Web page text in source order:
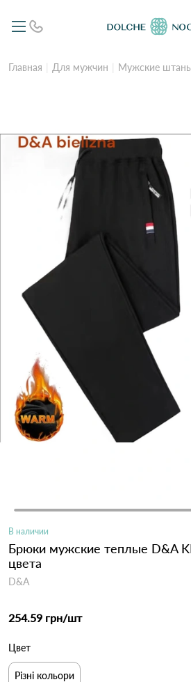
Главная Для мужчин Мужские
В наличии
Брюки мужские теплые D&A
цвета
D&A
254.59 грн/шт
Цвет
Різні кольори